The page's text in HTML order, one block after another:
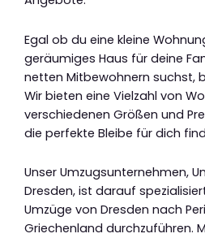
Egal ob du eine kleine
geräumiges Haus für deine
netten Mitbewohnern suchst,
Wir bieten eine Vielzahl von
verschiedenen Größen und
die perfekte Bleibe für dich
Unser Umzugsunternehmen,
Dresden, ist darauf
Umzüge von Dresden nach
Griechenland durchzuführen.